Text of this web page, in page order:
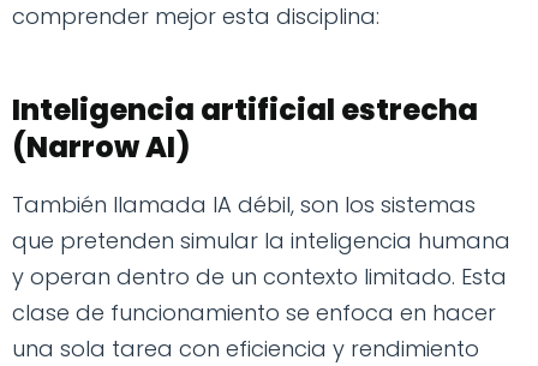
comprender mejor esta disciplina:
Inteligencia artificial estrecha
(Narrow AI)
También llamada IA débil, son los sistemas
que pretenden simular la inteligencia humana
y operan dentro de un contexto limitado. Esta
clase de funcionamiento se enfoca en hacer
una sola tarea con eficiencia y rendimiento